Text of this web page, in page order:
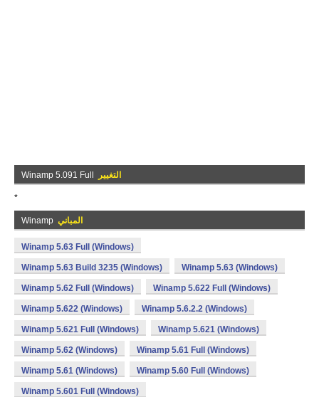
Winamp 5.091 Full التغيير
*
Winamp المباني
Winamp 5.63 Full (Windows)
Winamp 5.63 Build 3235 (Windows) Winamp 5.63 (Windows)
Winamp 5.62 Full (Windows) Winamp 5.622 Full (Windows)
Winamp 5.622 (Windows) Winamp 5.6.2.2 (Windows)
Winamp 5.621 Full (Windows) Winamp 5.621 (Windows)
Winamp 5.62 (Windows) Winamp 5.61 Full (Windows)
Winamp 5.61 (Windows) Winamp 5.60 Full (Windows)
Winamp 5.601 Full (Windows)